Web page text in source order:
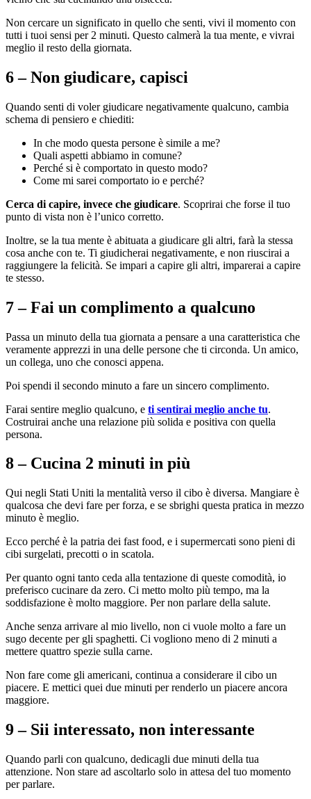
Non cercare un significato in quello che senti, vivi il momento con
tutti i tuoi sensi per 2 minuti. Questo calmerà la tua mente, e vivrai
meglio il resto della giornata.
6 – Non giudicare, capisci
Quando senti di voler giudicare negativamente qualcuno, cambia
schema di pensiero e chiediti:
In che modo questa persone è simile a me?
Quali aspetti abbiamo in comune?
Perché si è comportato in questo modo?
Come mi sarei comportato io e perché?
Cerca di capire, invece che giudicare. Scoprirai che forse il tuo
punto di vista non è l’unico corretto.
Inoltre, se la tua mente è abituata a giudicare gli altri, farà la stessa
cosa anche con te. Ti giudicherai negativamente, e non riuscirai a
raggiungere la felicità. Se impari a capire gli altri, imparerai a capire
te stesso.
7 – Fai un complimento a qualcuno
Passa un minuto della tua giornata a pensare a una caratteristica che
veramente apprezzi in una delle persone che ti circonda. Un amico,
un collega, uno che conosci appena.
Poi spendi il secondo minuto a fare un sincero complimento.
Farai sentire meglio qualcuno, e ti sentirai meglio anche tu.
Costruirai anche una relazione più solida e positiva con quella
persona.
8 – Cucina 2 minuti in più
Qui negli Stati Uniti la mentalità verso il cibo è diversa. Mangiare è
qualcosa che devi fare per forza, e se sbrighi questa pratica in mezzo
minuto è meglio.
Ecco perché è la patria dei fast food, e i supermercati sono pieni di
cibi surgelati, precotti o in scatola.
Per quanto ogni tanto ceda alla tentazione di queste comodità, io
preferisco cucinare da zero. Ci metto molto più tempo, ma la
soddisfazione è molto maggiore. Per non parlare della salute.
Anche senza arrivare al mio livello, non ci vuole molto a fare un
sugo decente per gli spaghetti. Ci vogliono meno di 2 minuti a
mettere quattro spezie sulla carne.
Non fare come gli americani, continua a considerare il cibo un
piacere. E mettici quei due minuti per renderlo un piacere ancora
maggiore.
9 – Sii interessato, non interessante
Quando parli con qualcuno, dedicagli due minuti della tua
attenzione. Non stare ad ascoltarlo solo in attesa del tuo momento
per parlare.